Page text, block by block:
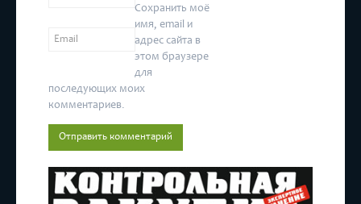
Сохранить моё
имя, email и
адрес сайта в
этом браузере
для
последующих моих
комментариев.